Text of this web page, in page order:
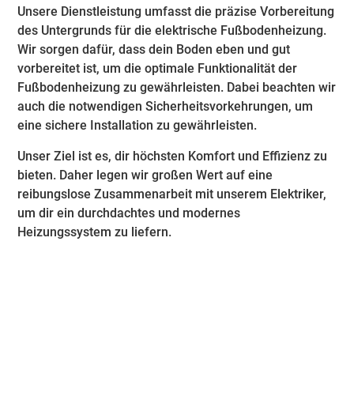
Unsere Dienstleistung umfasst die präzise Vorbereitung
des Untergrunds für die elektrische Fußbodenheizung.
Wir sorgen dafür, dass dein Boden eben und gut
vorbereitet ist, um die optimale Funktionalität der
Fußbodenheizung zu gewährleisten. Dabei beachten wir
auch die notwendigen Sicherheitsvorkehrungen, um
eine sichere Installation zu gewährleisten.
Unser Ziel ist es, dir höchsten Komfort und Effizienz zu
bieten. Daher legen wir großen Wert auf eine
reibungslose Zusammenarbeit mit unserem Elektriker,
um dir ein durchdachtes und modernes
Heizungssystem zu liefern.